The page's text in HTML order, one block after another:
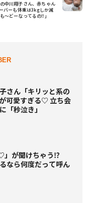
中川翔子さん、赤ちゃん
バーも体重は3kgしか減
～どーなってるの‼」
さん「キリッと系の
可愛すぎる♡ 立ち会
「秒泣き」
」が聞けちゃう⁉
なら何度だって呼ん